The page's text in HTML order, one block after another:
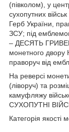
(півколом), у
сухопутних
Герб України,
ЗСУ; під
– ДЕСЯТЬ
монетного двору
праворуч від
На реверсі
(ліворуч) та
камуфляжу
СУХОПУТНІ
Категорія якості